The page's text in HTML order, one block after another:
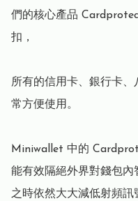
們的核心產品
扣，
所有的信用卡、銀行卡
常方便使用。
Miniwallet 中的
能有效隔絕外界對錢包
之時依然大大減低射頻